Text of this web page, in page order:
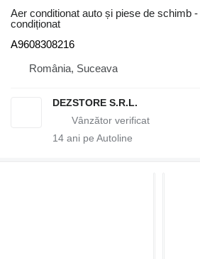
Aer conditionat auto și piese de schimb
condiționat
A9608308216
România, Suceava
DEZSTORE S.R.L.
14 ani pe Autoline